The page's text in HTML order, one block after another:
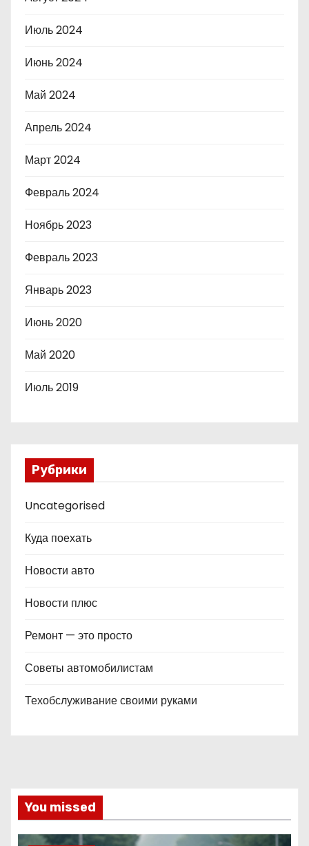
Июль 2024
Июнь 2024
Май 2024
Апрель 2024
Март 2024
Февраль 2024
Ноябрь 2023
Февраль 2023
Январь 2023
Июнь 2020
Май 2020
Июль 2019
Рубрики
Uncategorised
Куда поехать
Новости авто
Новости плюс
Ремонт — это просто
Советы автомобилистам
Техобслуживание своими руками
You missed